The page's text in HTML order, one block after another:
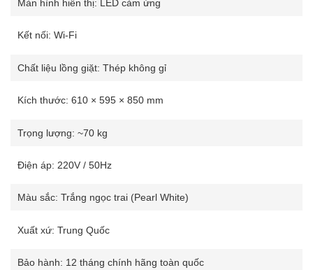
Màn hình hiển thị: LED cảm ứng
Kết nối: Wi-Fi
Chất liệu lồng giặt: Thép không gỉ
Kích thước: 610 × 595 × 850 mm
Trọng lượng: ~70 kg
Điện áp: 220V / 50Hz
Màu sắc: Trắng ngọc trai (Pearl White)
Xuất xứ: Trung Quốc
Bảo hành: 12 tháng chính hãng toàn quốc